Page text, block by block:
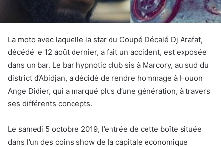
La moto avec laquelle la star du Coupé Décalé Dj Arafat,
décédé le 12 août dernier, a fait un accident, est exposée
dans un bar. Le bar hypnotic club sis à Marcory, au sud du
district d’Abidjan, a décidé de rendre hommage à Houon
Ange Didier, qui a marqué plus d’une génération, à travers
ses différents concepts.
Le samedi 5 octobre 2019, l’entrée de cette boîte située
dans l’un des coins show de la capitale économique